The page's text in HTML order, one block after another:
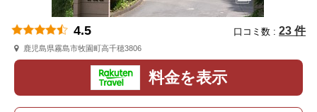
4.5 口コミ数 : 23 件
鹿児島県霧島市牧園町高千穂3806
料金を表示